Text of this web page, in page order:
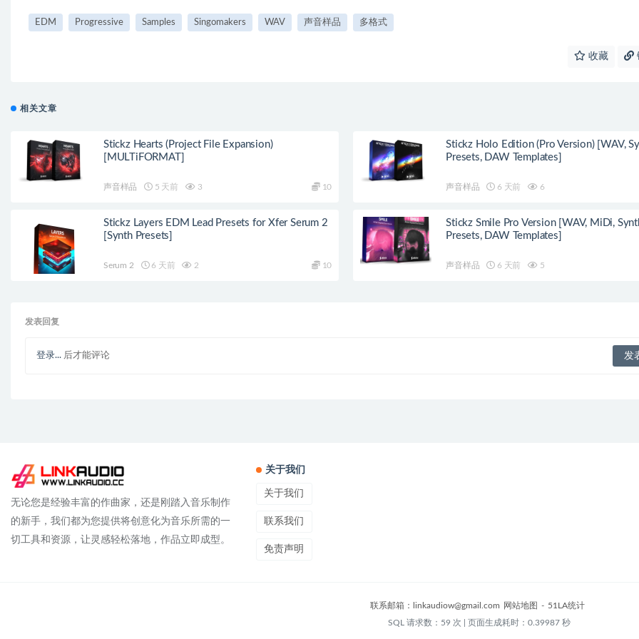
EDM Progressive Samples Singomakers WAV 声音样品 多格式
收藏
相关文章
Stickz Hearts (Project File Expansion)
[MULTiFORMAT]
声音样品 5 天前 3 10
Stickz Holo Edition (Pro Version) [WAV,
Presets, DAW Templates]
声音样品 6 天前 6
Stickz Layers EDM Lead Presets for Xfer Serum 2
[Synth Presets]
Serum 2 6 天前 2 10
Stickz Smile Pro Version [WAV, MiDi,
Presets, DAW Templates]
声音样品 6 天前 5
发表回复
登录... 后才能评论
无论您是经验丰富的作曲家，还是刚踏入音乐制作
的新手，我们都为您提供将创意化为音乐所需的一
切工具和资源，让灵感轻松落地，作品立即成型。
关于我们
关于我们
联系我们
免责声明
联系邮箱： linkaudiow@gmail.com 网站地图 - 51LA统计
SQL 请求数：59 次
页面生成耗时：0.39987 秒